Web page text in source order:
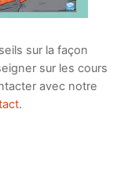
sur la façon
sur les cours
avec notre
.